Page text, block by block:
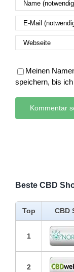
Meinen
speichern, bis
Beste CBD
Top CBD
1
2